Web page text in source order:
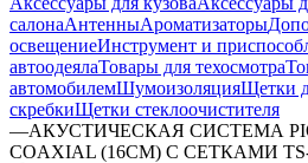
салонаАнтенныАроматизаторы
освещениеИнструмент и
автоодеялаТовары для техосмотра
автомобилемШумоизоляцияЩетки
скребкиЩетки стеклоочистителя
—АКУСТИЧЕСКАЯ СИСТЕМА
COAXIAL (16СМ) С СЕТКАМИ TS-